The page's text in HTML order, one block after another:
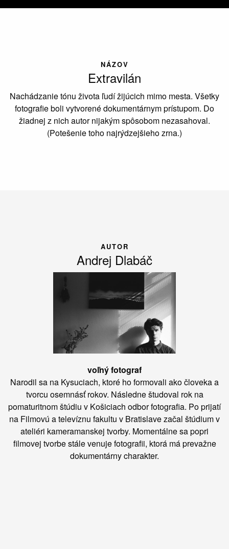
NÁZOV
Extravilán
Nachádzanie tónu života ľudí žijúcich mimo mesta. Všetky
fotografie boli vytvorené dokumentárnym prístupom. Do
žiadnej z nich autor nijakým spôsobom nezasahoval.
(Potešenie toho najrýdzejšieho zrna.)
AUTOR
Andrej Dlabáč
voľný fotograf
Narodil sa na Kysuciach, ktoré ho formovali ako človeka a
tvorcu osemnásť rokov. Následne študoval rok na
pomaturitnom štúdiu v Košiciach odbor fotografia. Po prijatí
na Filmovú a televíznu fakultu v Bratislave začal štúdium v
ateliéri kameramanskej tvorby. Momentálne sa popri
filmovej tvorbe stále venuje fotografii, ktorá má prevažne
dokumentárny charakter.